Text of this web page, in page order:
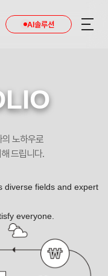
AI솔루션
노하우로
드립니다.
diverse fields and expert
everyone.